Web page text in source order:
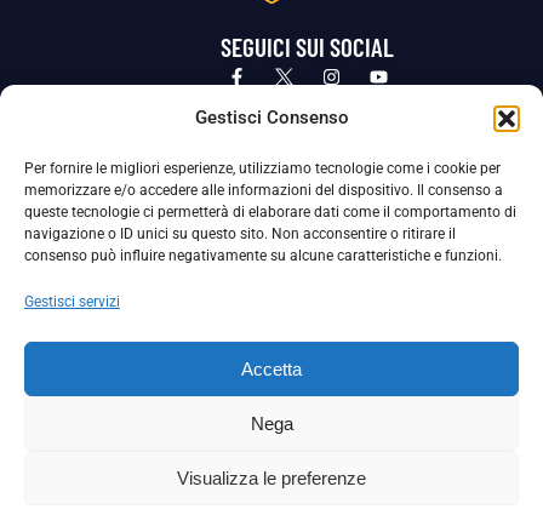
Gestisci Consenso
Per fornire le migliori esperienze, utilizziamo tecnologie come i cookie per
memorizzare e/o accedere alle informazioni del dispositivo. Il consenso a
queste tecnologie ci permetterà di elaborare dati come il comportamento di
navigazione o ID unici su questo sito. Non acconsentire o ritirare il
consenso può influire negativamente su alcune caratteristiche e funzioni.
Gestisci servizi
Accetta
Nega
Visualizza le preferenze
SEGUICI SUI SOCIAL
Privacy Policy Cookie Policy
La Società ha nominato il Responsabile della Protezione dei Dati Personali (DPO), figura specializzata che vigila sulle modalità
adottate dalla nostra Società per tutelare i Suoi dati personali.
Per contattare il DPO può scrivere a
La Società ha inoltre adottato un proprio Codice Etico, consultabile al seguente link:
Scarica il Codice Etico